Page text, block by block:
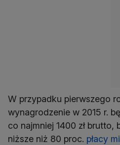
W przypadku pierwszego
wynagrodzenie w 2015 r.
co najmniej 1400 zł brutto,
niższe niż 80 proc. płacy